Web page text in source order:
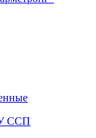
ССП